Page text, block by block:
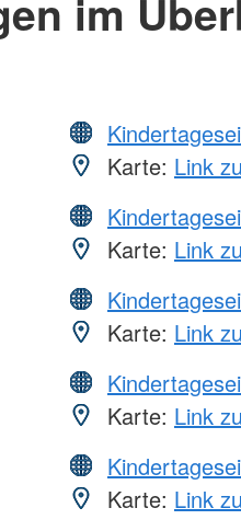
im
Karte: Link
Karte: Link
Karte: Link
Karte: Link
Karte: Link